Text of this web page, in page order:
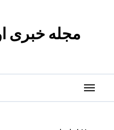
مجله خبری